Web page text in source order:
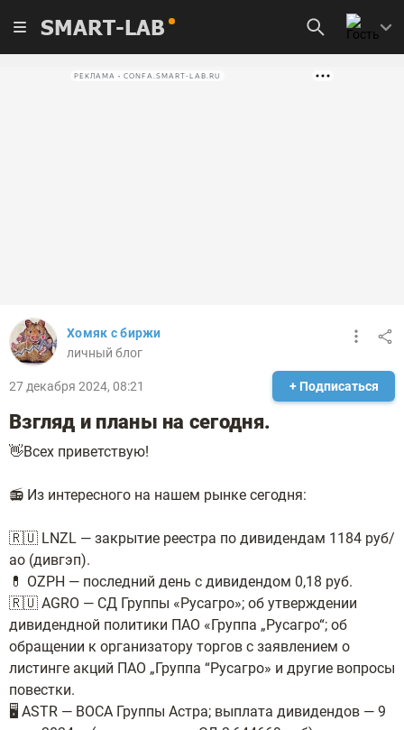
SMART-LAB
РЕКЛАМА • CONFA.SMART-LAB.RU
Хомяк с биржи
личный блог
27 декабря 2024, 08:21 + Подписаться
Взгляд и планы на сегодня.
👋Всех приветствую!
📻 Из интересного на нашем рынке сегодня:
🇷🇺 LNZL — закрытие реестра по дивидендам 1184 руб/
ао (дивгэп).
💊 OZPH — последний день с дивидендом 0,18 руб.
🇷🇺 AGRO — СД Группы «Русагро»; об утверждении
дивидендной политики ПАО «Группа „Русагро“; об
обращении к организатору торгов с заявлением о
листинге акций ПАО „Группа “Русагро» и другие вопросы
повестки.
🖥 ASTR — ВОСА Группы Астра; выплата дивидендов — 9